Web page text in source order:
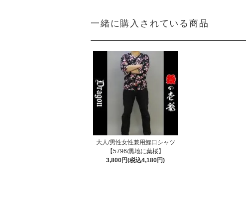
一緒に購入されている商品
大人/男性女性兼用鯉口シャツ
【5796/黒地に葉桜】
3,800円(税込4,180円)